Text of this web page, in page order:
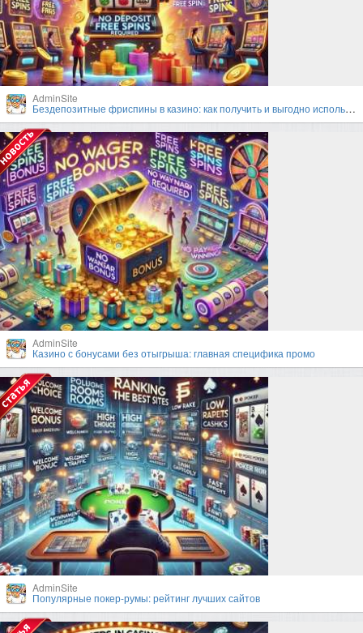
AdminSite
Бездепозитные фриспины в казино: как получить и выгодно использовать?
AdminSite
Казино с бонусами без отыгрыша: главная специфика промо
AdminSite
Популярные покер-румы: рейтинг лучших сайтов